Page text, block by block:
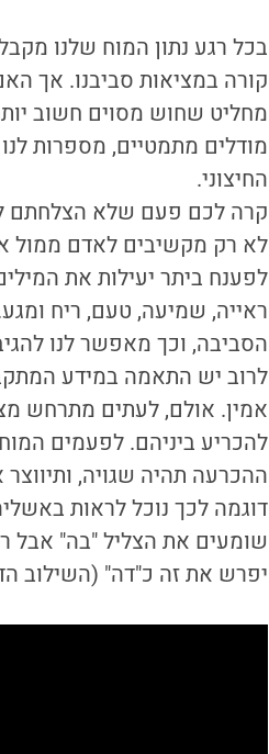
בכל רגע נתון המוח שלנו
קורה במציאות סביבנו. אך
מחליט שחוש מסוים חשוב
מודלים מתמטיים, מספרות
החיצוני.
קרה לכם פעם שלא הצלחתם
לא רק מקשיבים לאדם ממול
לפענח ביתר יעילות את
ראייה, שמיעה, טעם, ריח
הסביבה, וכך מאפשר לנו
לרוב יש התאמה במידע
אמין. אולם, לעתים מתרחש
להכריע ביניהם. לפעמים המוח
ההכרעה תהיה שגויה,
שומעים את הצליל "בה" אבל
יפרש את זה כ"דה" (השילוב